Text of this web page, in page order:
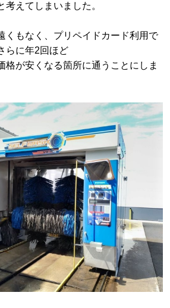
えてしまいました。
くもなく、プリペイドカード利用で
らに年2回ほど
格が安くなる箇所に通うことにしま